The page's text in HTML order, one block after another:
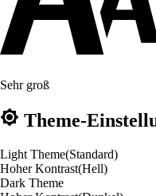
Sehr groß
Theme-
Light Theme(Standard)
Hoher Kontrast(Hell)
Dark Theme